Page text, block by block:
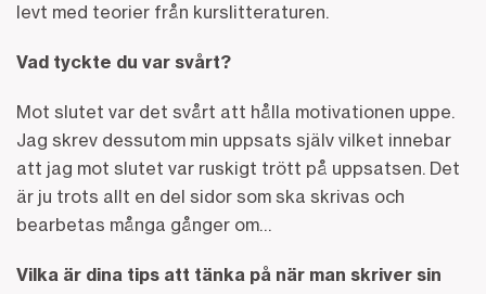
levt med teorier från kurslitteraturen.
Vad tyckte du var svårt?
Mot slutet var det svårt att hålla motivationen uppe.
Jag skrev dessutom min uppsats själv vilket innebar
att jag mot slutet var ruskigt trött på uppsatsen. Det
är ju trots allt en del sidor som ska skrivas och
bearbetas många gånger om…
Vilka är dina tips att tänka på när man skriver sin